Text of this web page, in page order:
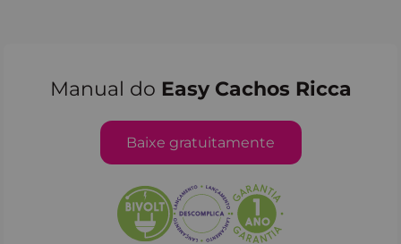
Manual do Easy Cachos Ricca
Baixe gratuitamente